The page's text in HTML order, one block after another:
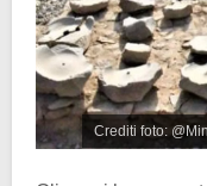
Crediti foto: